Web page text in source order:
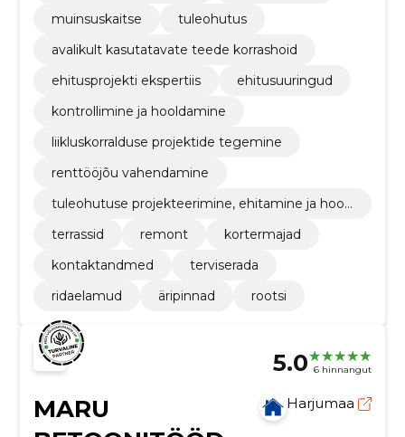
muinsuskaitse
tuleohutus
avalikult kasutatavate teede korrashoid
ehitusprojekti ekspertiis
ehitusuuringud
kontrollimine ja hooldamine
liikluskorralduse projektide tegemine
renttööjõu vahendamine
tuleohutuse projekteerimine, ehitamine ja hool
terrassid
remont
kortermajad
kontaktandmed
terviserada
ridaelamud
äripinnad rootsi
5.0 6 hinnangut
MARU
Harjumaa